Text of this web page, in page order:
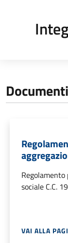
sociale C.C.
VAI ALLA